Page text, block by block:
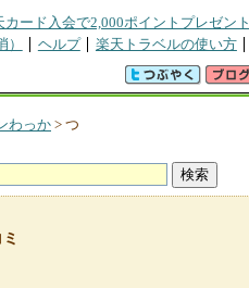
カード入会で2,000ポイントプレゼント
ヘルプ 楽天トラベルの使い方
わっか> つ